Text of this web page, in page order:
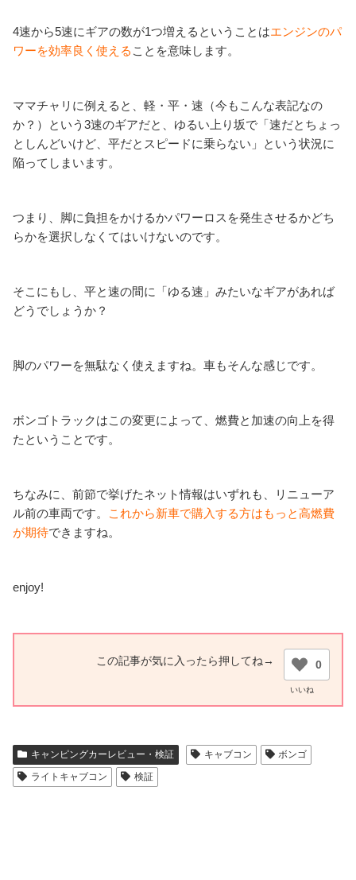
4速から5速にギアの数が1つ増えるということはエンジンのパ
ワーを効率良く使える ことを意味します。
ママチャリに例えると、軽・平・速（今もこんな表記なの
か？）という3速のギアだと、ゆるい上り坂で「速だとちょっ
としんどいけど、平だとスピードに乗らない」という状況に
陥ってしまいます。
つまり、脚に負担をかけるかパワーロスを発生させるかどち
らかを選択しなくてはいけないのです。
そこにもし、平と速の間に「ゆる速」みたいなギアがあれば
どうでしょうか？
脚のパワーを無駄なく使えますね。車もそんな感じです。
ボンゴトラックはこの変更によって、燃費と加速の向上を得
たということです。
ちなみに、前節で挙げたネット情報はいずれも、リニューア
ル前の車両です。
これから新車で購入する方はもっと高燃費
が期待できますね。
enjoy!
0
キャンピングカーレビュー・検証 キャブコン
ボンゴ
ライトキャブコン
検証